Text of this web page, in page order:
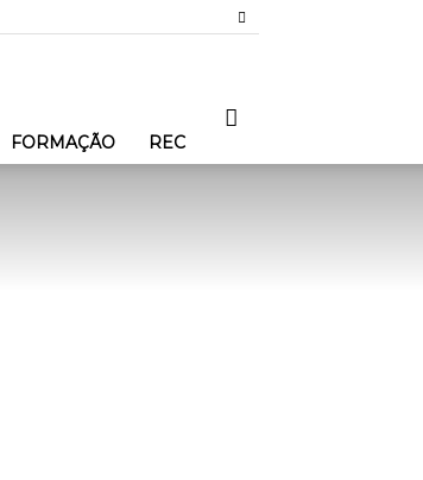
FORMAÇÃO REC